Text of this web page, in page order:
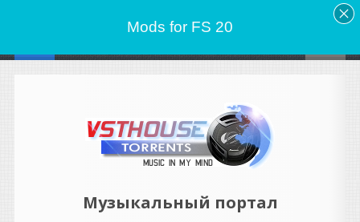
Музыкальный портал
Mods for FS 20